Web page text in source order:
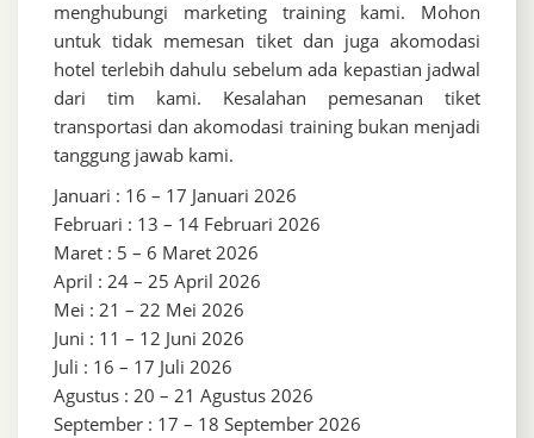
menghubungi marketing training kami. Mohon
untuk tidak memesan tiket dan juga akomodasi
hotel terlebih dahulu sebelum ada kepastian jadwal
dari tim kami. Kesalahan pemesanan tiket
transportasi dan akomodasi training bukan menjadi
tanggung jawab kami.
Januari : 16 – 17 Januari 2026
Februari : 13 – 14 Februari 2026
Maret : 5 – 6 Maret 2026
April : 24 – 25 April 2026
Mei : 21 – 22 Mei 2026
Juni : 11 – 12 Juni 2026
Juli : 16 – 17 Juli 2026
Agustus : 20 – 21 Agustus 2026
September : 17 – 18 September 2026